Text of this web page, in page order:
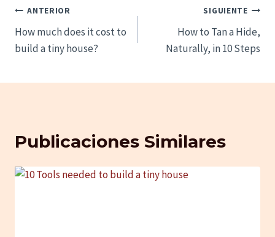
Navegación
de
entradas
ANTERIOR
How much does it cost to
build a tiny house?
SIGUIENTE
How to Tan a Hide,
Naturally, in 10 Steps
Publicaciones Similares